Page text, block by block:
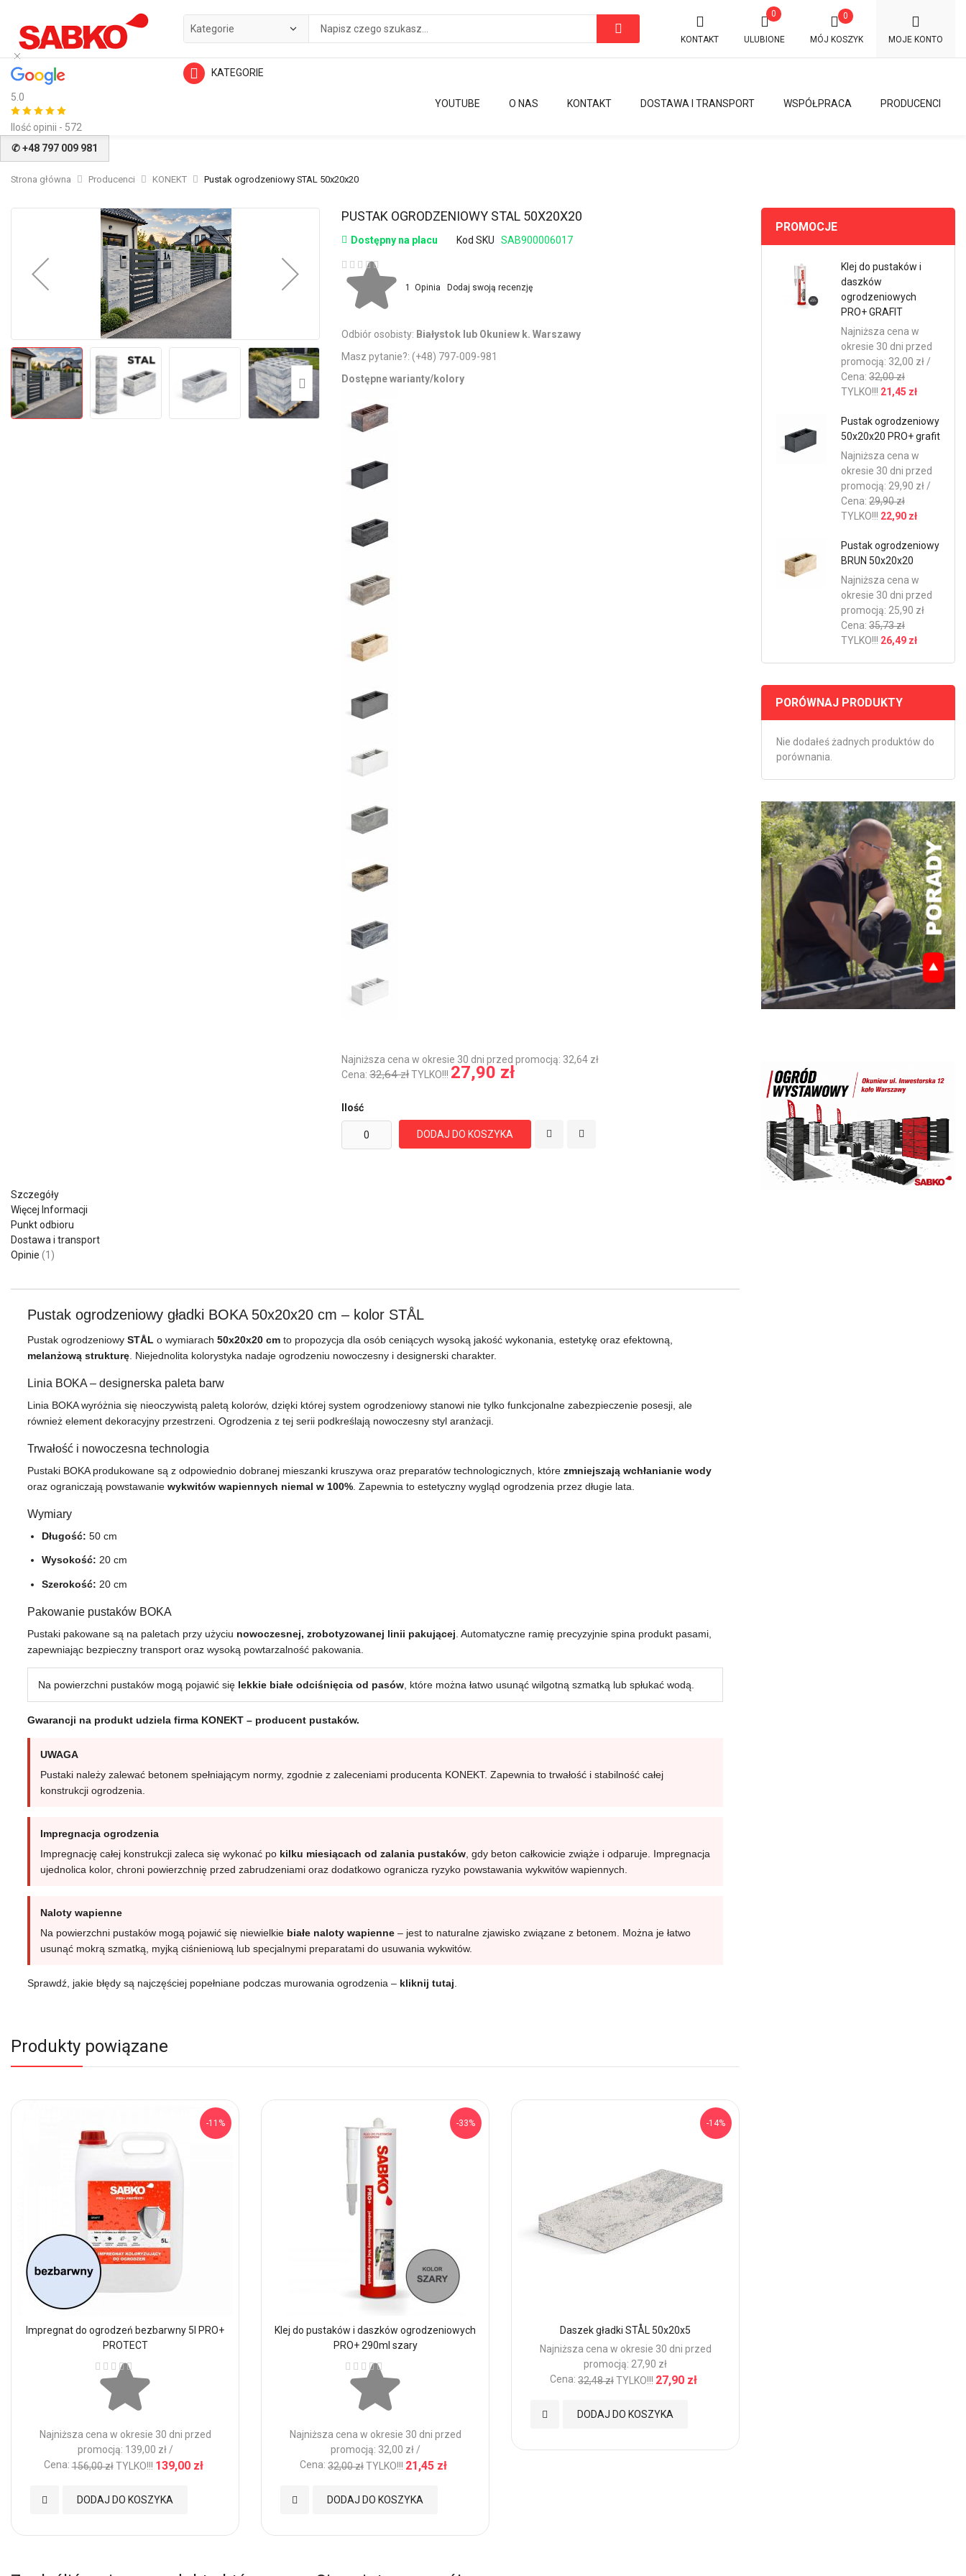
5.0
Ilość opinii - 572
KONTAKT
0
ULUBIONE MÓJ KOSZYK
0
MOJE KONTO
KATEGORIE
PRODUCENCI
WSPÓŁPRACA
DOSTAWA I TRANSPORT
KONTAKT
O NAS
YOUTUBE
✆ +48 797 009 981
Strona główna Producenci KONEKT Pustak ogrodzeniowy STAL 50x20x20
Przejdź
początek
galerii
PUSTAK OGRODZENIOWY STAL 50X20X20
Dostępny na placu Kod SKU
SAB900006017
Ocena:
1 Opinia Dodaj swoją recenzję
Odbiór osobisty: Białystok lub Okuniew k. Warszawy
Masz pytanie?: (+48) 797-009-981
Dostępne warianty/kolory
Najniższa cena w okresie 30 dni przed promocją: 32,64 zł
Cena: 32,64 złTYLKO!!! 27,90 zł
Ilość
DODAJ DO KOSZYKA
Szczegóły
Więcej Informacji
Punkt odbioru
Dostawa i transport
Opinie
1
Pustak ogrodzeniowy gładki BOKA 50x20x20 cm – kolor STÅL
Pustak ogrodzeniowy STÅL o wymiarach 50x20x20 cm to propozycja dla osób ceniących wysoką jakość wykonania, estetykę oraz efektowną,
melanżową strukturę . Niejednolita kolorystyka nadaje ogrodzeniu nowoczesny i designerski charakter.
Linia BOKA – designerska paleta barw
Linia BOKA wyróżnia się nieoczywistą paletą kolorów, dzięki której system ogrodzeniowy stanowi nie tylko funkcjonalne zabezpieczenie posesji, ale
również element dekoracyjny przestrzeni. Ogrodzenia z tej serii podkreślają nowoczesny styl aranżacji.
Trwałość i nowoczesna technologia
Pustaki BOKA produkowane są z odpowiednio dobranej mieszanki kruszywa oraz preparatów technologicznych, które zmniejszają wchłanianie wody
oraz ograniczają powstawanie wykwitów wapiennych niemal w 100% . Zapewnia to estetyczny wygląd ogrodzenia przez długie lata.
Wymiary
Długość: 50 cm
Wysokość: 20 cm
Szerokość: 20 cm
Pakowanie pustaków BOKA
Pustaki pakowane są na paletach przy użyciu nowoczesnej, zrobotyzowanej linii pakującej . Automatyczne ramię precyzyjnie spina produkt pasami,
zapewniając bezpieczny transport oraz wysoką powtarzalność pakowania.
Na powierzchni pustaków mogą pojawić się lekkie białe odciśnięcia od pasów , które można łatwo usunąć wilgotną szmatką lub spłukać wodą.
Gwarancji na produkt udziela firma KONEKT – producent pustaków.
UWAGA
Pustaki należy zalewać betonem spełniającym normy, zgodnie z zaleceniami producenta KONEKT. Zapewnia to trwałość i stabilność całej
konstrukcji ogrodzenia.
Impregnacja ogrodzenia
Impregnację całej konstrukcji zaleca się wykonać po kilku miesiącach od zalania pustaków , gdy beton całkowicie zwiąże i odparuje. Impregnacja
ujednolica kolor, chroni powierzchnię przed zabrudzeniami oraz dodatkowo ogranicza ryzyko powstawania wykwitów wapiennych.
Naloty wapienne
Na powierzchni pustaków mogą pojawić się niewielkie białe naloty wapienne – jest to naturalne zjawisko związane z betonem. Można je łatwo
usunąć mokrą szmatką, myjką ciśnieniową lub specjalnymi preparatami do usuwania wykwitów.
Sprawdź, jakie błędy są najczęściej popełniane podczas murowania ogrodzenia – kliknij tutaj
Produkty powiązane
-11%
Impregnat do ogrodzeń bezbarwny 5l PRO+
PROTECT
Ocena:
Najniższa cena w okresie 30 dni przed
promocją: 139,00 zł /
Cena: 156,00 zł TYLKO!!! 139,00 zł
DODAJ DO KOSZYKA
Dodaj
-33%
Klej do pustaków i daszków ogrodzeniowych
PRO+ 290ml szary
Ocena:
Najniższa cena w okresie 30 dni przed
promocją: 32,00 zł /
Cena: 32,00 złTYLKO!!! 21,45 zł
DODAJ DO KOSZYKA
Dodaj
-14%
Daszek gładki STÅL 50x20x5
Najniższa cena w okresie 30 dni przed
promocją: 27,90 zł
Cena: 32,48 złTYLKO!!! 27,90 zł
DODAJ DO KOSZYKA
Dodaj
PROMOCJE
Klej do pustaków i
daszków
ogrodzeniowych
PRO+ GRAFIT
Najniższa cena w
okresie 30 dni przed
promocją: 32,00 zł /
Cena: 32,00 zł
TYLKO!!! 21,45 zł
Pustak ogrodzeniowy
50x20x20 PRO+ grafit
Najniższa cena w
okresie 30 dni przed
promocją: 29,90 zł /
Cena: 29,90 zł
TYLKO!!! 22,90 zł
Pustak ogrodzeniowy
BRUN 50x20x20
Najniższa cena w
okresie 30 dni przed
promocją: 25,90 zł
Cena: 35,73 zł
TYLKO!!! 26,49 zł
PORÓWNAJ PRODUKTY
Nie dodałeś żadnych produktów do
porównania.